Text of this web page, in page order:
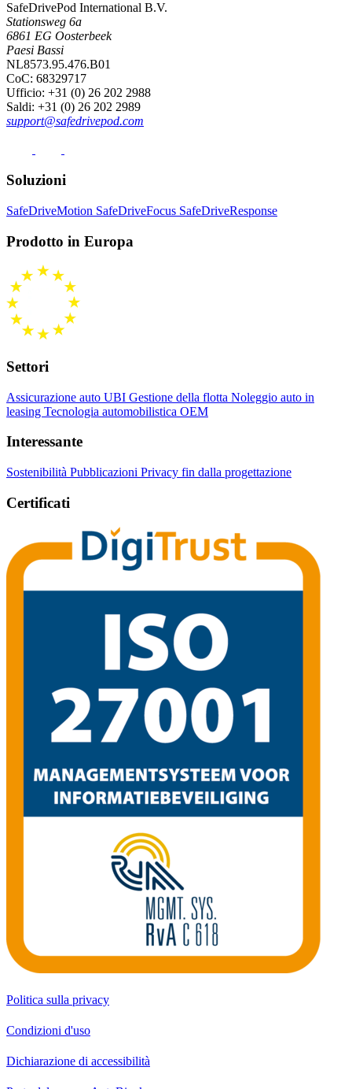
SafeDrivePod International B.V.
Stationsweg 6a
6861 EG Oosterbeek
Paesi Bassi
NL8573.95.476.B01
CoC: 68329717
Ufficio: +31 (0) 26 202 2988
Saldi: +31 (0) 26 202 2989
support@safedrivepod.com
Soluzioni
SafeDriveMotion SafeDriveFocus SafeDriveResponse
Prodotto in Europa
Settori
Assicurazione auto UBI Gestione della flotta Noleggio auto in
leasing Tecnologia automobilistica OEM
Interessante
Sostenibilità Pubblicazioni Privacy fin dalla progettazione
Certificati
Politica sulla privacy
Condizioni d'uso
Dichiarazione di accessibilità